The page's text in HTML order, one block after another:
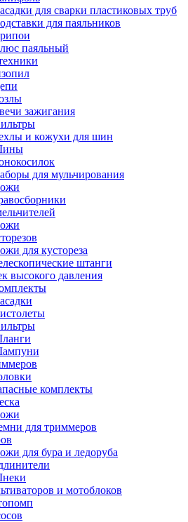
для сварки пластиковых труб
для паяльников
паяльный
зажигания
и кожухи для шин
для мульчирования
для кустореза
штанги
высокого давления
комплекты
для триммеров
для бура и ледоруба
и мотоблоков